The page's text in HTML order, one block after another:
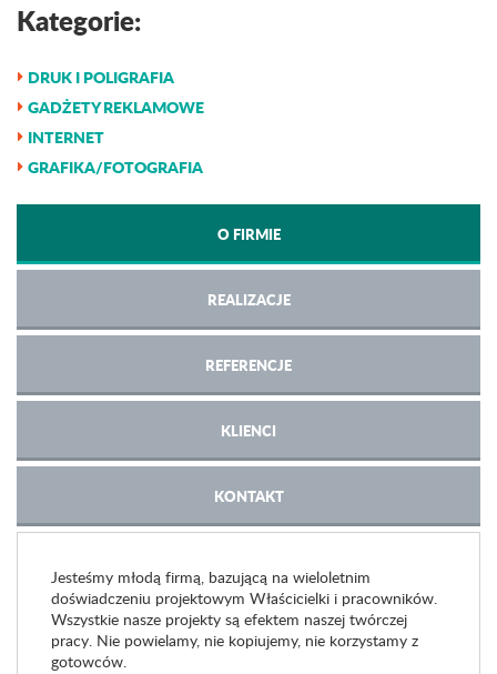
Kategorie:
DRUK I POLIGRAFIA
GADŻETY REKLAMOWE
INTERNET
GRAFIKA/FOTOGRAFIA
O FIRMIE
REALIZACJE
REFERENCJE
KLIENCI
KONTAKT
Jesteśmy młodą firmą, bazującą na wieloletnim
doświadczeniu projektowym Właścicielki i pracowników.
Wszystkie nasze projekty są efektem naszej twórczej
pracy. Nie powielamy, nie kopiujemy, nie korzystamy z
gotowców.